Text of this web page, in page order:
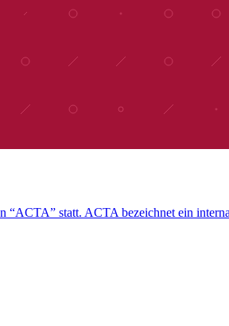
statt. ACTA bezeichnet ein